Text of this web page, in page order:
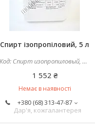
Спирт ізопропіловий, 5 л
Спирт изопропиловый, 5 л
1 552 ₴
Немає в наявності
+380 (68) 313-47-87
Дар'я, кожгалантерея